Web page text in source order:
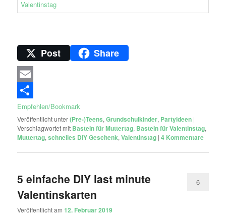
Post Share
Email
Empfehlen/Bookmark
Veröffentlicht unter(Pre-)Teens,Grundschulkinder, Partyideen |
Verschlagwortet mit Basteln für Muttertag, Basteln für Valentinstag,
Muttertag,schnelles DIY Geschenk,Valentinstag |4 Kommentare
5 einfache DIY last minute
Valentinskarten
Veröffentlicht am12. Februar 2019
6